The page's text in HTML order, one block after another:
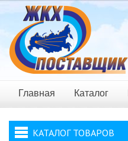
Главная Каталог
Новости
КАТАЛОГ ТОВАРОВ